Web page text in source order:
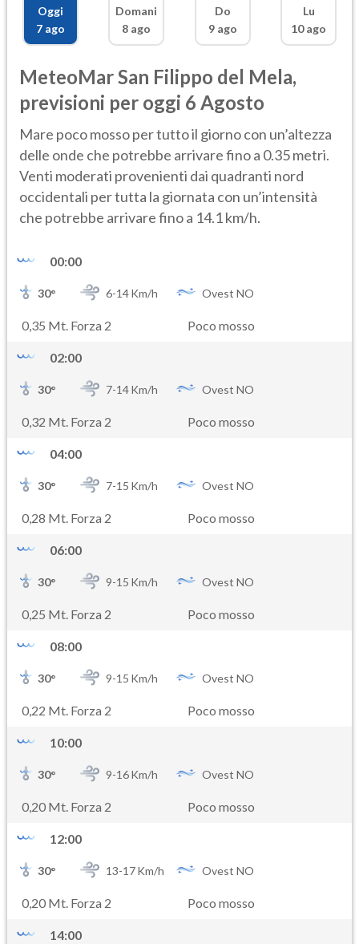
Oggi
7 ago
Domani
8 ago
Do
9 ago
Lu
10 ago
MeteoMarSan Filippo del Mela,
previsioni per oggi 6 Agosto
Mare poco mosso per tutto il giorno con un’altezza
delle onde che potrebbe arrivare fino a 0.35 metri.
Venti moderati provenienti dai quadranti nord
occidentali per tutta la giornata con un’intensità
che potrebbe arrivare fino a 14.1 km/h.
00:00
30° 6-14Km/h Ovest NO
0,35 Mt. Forza 2 Poco mosso
02:00
30° 7-14Km/h Ovest NO
0,32 Mt. Forza 2 Poco mosso
04:00
30° 7-15 Km/h Ovest NO
0,28 Mt. Forza 2 Poco mosso
06:00
30° 9-15 Km/h Ovest NO
0,25 Mt. Forza 2 Poco mosso
08:00
30° 9-15 Km/h Ovest NO
0,22 Mt. Forza 2 Poco mosso
10:00
30° 9-16Km/h Ovest NO
0,20 Mt. Forza 2 Poco mosso
12:00
30° 13-17Km/h Ovest NO
0,20 Mt. Forza 2 Poco mosso
14:00